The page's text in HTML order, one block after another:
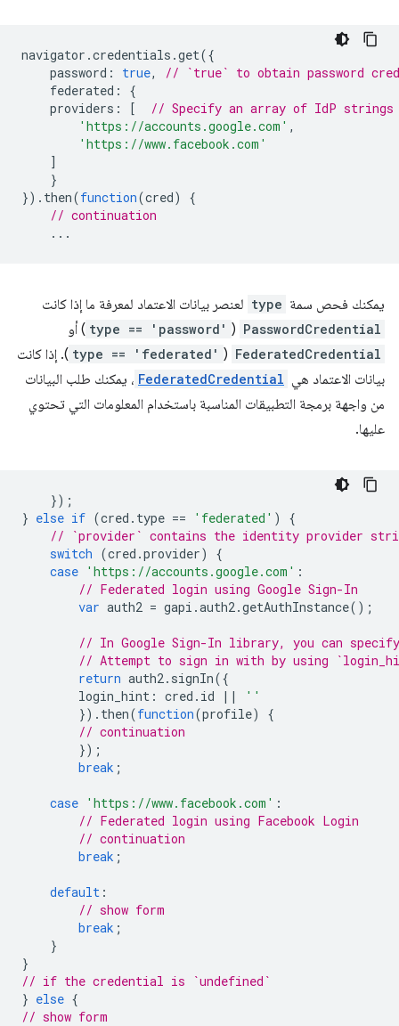
navigator .credentials .get({
password : true,
// `true` to obtain password
federated :
{
providers : [
// Specify an array of IdP strings
'https://accounts.google.com' ,
'https://www.facebook.com'
]
}
}). then(function(cred)
{
// continuation
...
يمكنك فحص سمة type لعنصر بيانات الاعتماد لمعرفة ما إذا كانت
PasswordCredential
(
type == 'password' ) أو
FederatedCredential
(
type == 'federated' ). إذا كانت
بيانات الاعتماد هي FederatedCredential ، يمكنك طلب البيانات
من واجهة برمجة التطبيقات المناسبة باستخدام المعلومات التي تحتوي
عليها.
});
} else if (cred . type == 'federated' )
{
// `provider` contains the identity provider
switch (cred .provider)
{
case 'https://accounts.google.com' :
// Federated login using Google Sign-In
var auth2 = gapi .auth2 .getAuthInstance();
// In Google Sign-In library, you can
// Attempt to sign in with by using
return auth2 . signIn({
login_hint : cred . id ||
''
}). then(function(profile)
{
// continuation
});
break ;
case 'https://www.facebook.com' :
// Federated login using Facebook Login
// continuation
break ;
default :
// show form
break ;
}
}
// if the credential is `undefined`
} else {
// show form